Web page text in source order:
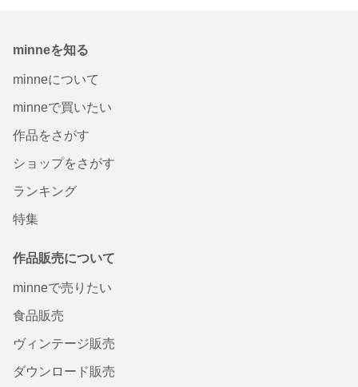
minneを知る
minneについて
minneで買いたい
作品をさがす
ショップをさがす
ランキング
特集
作品販売について
minneで売りたい
食品販売
ヴィンテージ販売
ダウンロード販売